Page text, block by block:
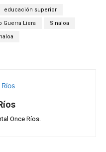
p
ar
tir
educación superior
Guerra Liera Sinaloa
Once Ríos.